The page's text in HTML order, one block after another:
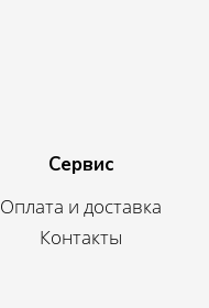
Сервис
Оплата и доставка
Контакты